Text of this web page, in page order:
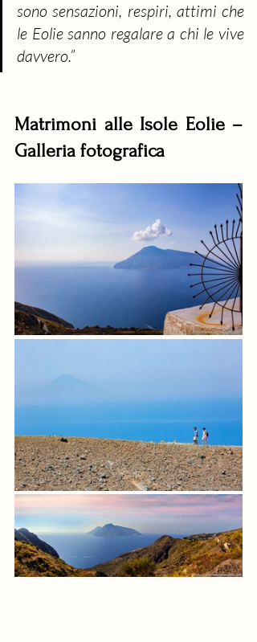
sono sensazioni, respiri, attimi che
le Eolie sanno regalare a chi le vive
davvero.”
Matrimoni alle Isole Eolie –
Galleria fotografica